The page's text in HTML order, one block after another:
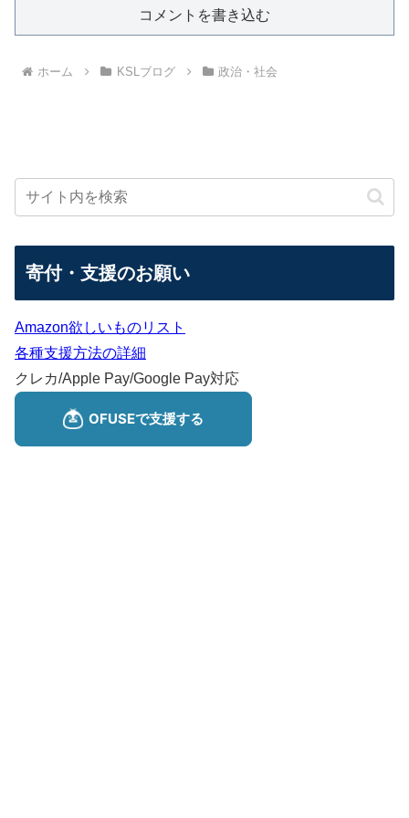
コメントを書き込む
ホーム KSLブログ 政治・社会
寄付・支援のお願い
Amazon欲しいものリスト
各種支援方法の詳細
クレカ/Apple Pay/Google Pay対応